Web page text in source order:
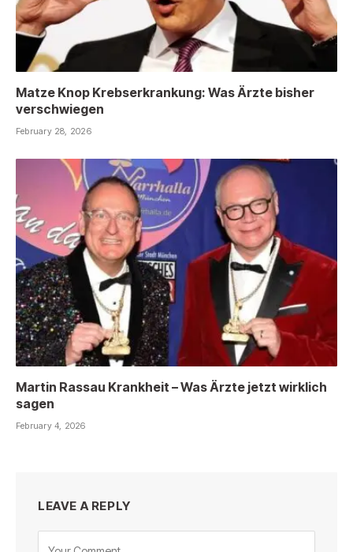
Matze Knop Krebserkrankung: Was Ärzte bisher
verschwiegen
February 28, 2026
Martin Rassau Krankheit – Was Ärzte jetzt wirklich
sagen
February 4, 2026
LEAVE A REPLY